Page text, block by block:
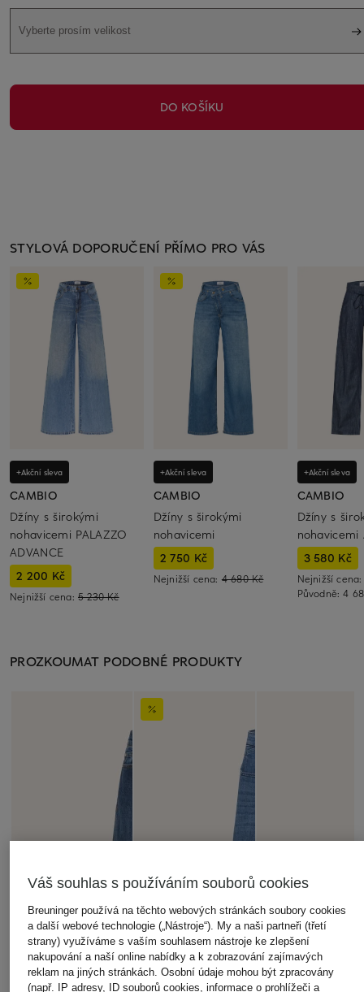
Vyberte prosím velikost
DO KOŠÍKU
STYLOVÁ DOPORUČENÍ PŘÍMO PRO VÁS
+Akční sleva
CAMBIO
Džíny s širokými
nohavicemi PALAZZO
ADVANCE
2 200 Kč
Nejnižší cena: 5 230 Kč
+Akční sleva
CAMBIO
Džíny s širokými
nohavicemi
2 750 Kč
Nejnižší cena: 4 680 Kč
+Akční sleva
CAMBIO
Džíny s
nohavicemi
3 580 Kč
Nejnižší
Původně:4
PROZKOUMAT PODOBNÉ PRODUKTY
Váš souhlas s používáním souborů cookies
Breuninger používá na těchto webových stránkách soubory cookies
a další webové technologie („Nástroje“). My a naši partneři (třetí
strany) využíváme s vaším souhlasem nástroje ke zlepšení
nakupování a naší online nabídky a k zobrazování zajímavých
reklam na jiných stránkách. Osobní údaje mohou být zpracovány
(např. IP adresy, ID souborů cookies, informace o prohlížeči a